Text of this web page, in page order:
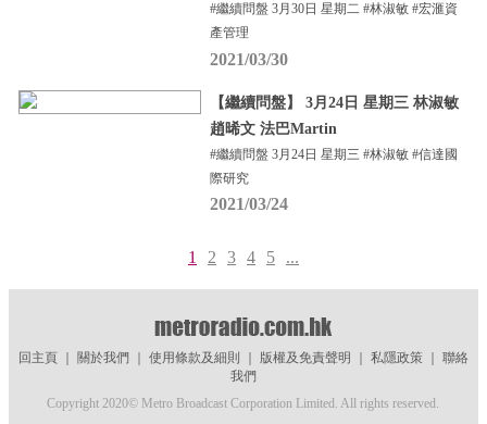
#繼續問盤 3月30日 星期二 #林淑敏 #宏滙資
產管理
2021/03/30
【繼續問盤】 3月24日 星期三 林淑敏
趙晞文 法巴Martin
#繼續問盤 3月24日 星期三 #林淑敏 #信達國
際研究
2021/03/24
1 2 3 4 5 ...
回主頁｜ 關於我們 使用條款及細則 版權及免責聲明 私隱政策｜ 聯絡
我們
Copyright 2020© Metro Broadcast Corporation Limited. All rights reserved.